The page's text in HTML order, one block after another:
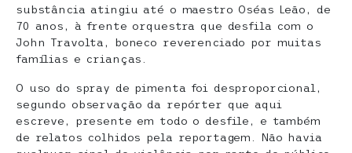
substância atingiu até o maestro Oséas Leão, de
70 anos, à frente orquestra que desfila com o
John Travolta, boneco reverenciado por muitas
famílias e crianças.
O uso do spray de pimenta foi desproporcional,
segundo observação da repórter que aqui
escreve, presente em todo o desfile, e também
de relatos colhidos pela reportagem. Não havia